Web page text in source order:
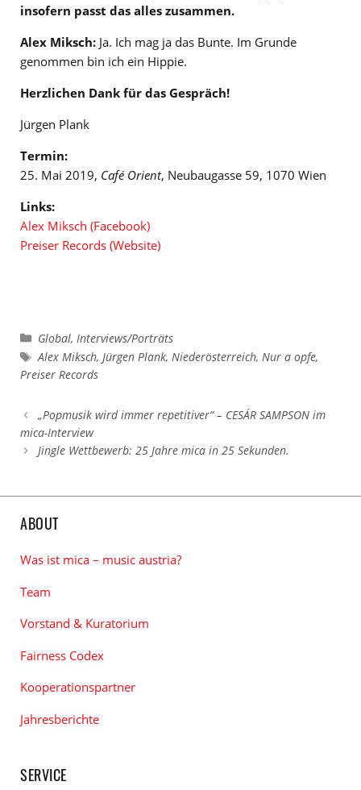
insofern passt das alles zusammen.
Alex Miksch: Ja. Ich mag ja das Bunte. Im Grunde
genommen bin ich ein Hippie.
Herzlichen Dank für das Gespräch!
Jürgen Plank
Termin:
25. Mai 2019, Café Orient, Neubaugasse 59, 1070 Wien
Links:
Alex Miksch (Facebook)
Preiser Records (Website)
Kategorien
Global, Interviews/Porträts
Schlagwörter
Alex Miksch,Jürgen Plank,Niederösterreich,Nur a opfe,
Preiser Records
„Popmusik wird immer repetitiver“ – CESÁR SAMPSON im
mica-Interview
Jingle Wettbewerb: 25 Jahre mica in 25 Sekunden.
ABOUT
Was ist mica – music austria?
Team
Vorstand & Kuratorium
Fairness Codex
Kooperationspartner
Jahresberichte
SERVICE